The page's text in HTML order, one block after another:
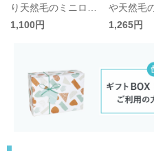
り天然毛のミニロー
ルブラシ／マペペ
1,100円
や天然毛
クスブラ
1,265円